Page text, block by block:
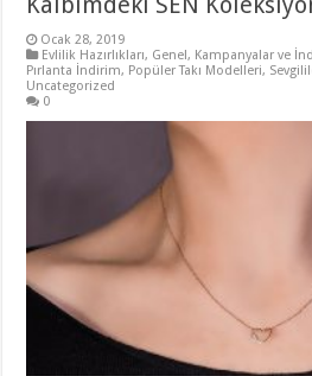
Ocak 28, 2019
Evlilik Hazırlıkları, Genel, Kampanyalar ve
Pırlanta İndirim, Popüler Takı Modelleri,
Uncategorized
0